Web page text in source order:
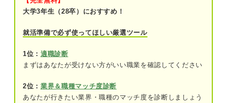
商社：商品の輸出入／関連する契約業務
メーカー：自社製品の輸出入／在庫管理
貿易事務を目指すうえで持っておきたい基本スキル
語学力
大学3年生（28卒）におすすめ！
就活準備で必ず使ってほしい厳選ツール
1位： 適職診断
まずはあなたが受けない方がいい職業を確認してください
2位： 業界＆職種マッチ度診断
あなたが行きたい業界・職種のマッチ度を診断しましょう